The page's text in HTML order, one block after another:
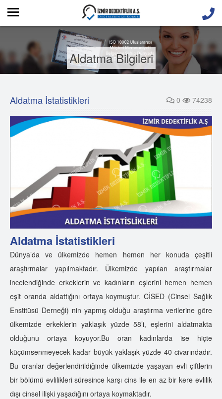
Aldatma Bilgileri
Aldatma İstatistikleri 0 74238
Aldatma İstatistikleri
Dünya’da ve ülkemizde hemen hemen her konuda çeşitli
araştırmalar yapılmaktadır. Ülkemizde yapılan araştırmalar
incelendiğinde erkeklerin ve kadınların eşlerini hemen hemen
eşit oranda aldattığını ortaya koymuştur. CİSED (Cinsel Sağlık
Enstitüsü Derneği) nin yapmış olduğu araştırma verilerine göre
ülkemizde erkeklerin yaklaşık yüzde 58’i, eşlerini aldatmakta
olduğunu ortaya koyuyor.Bu oran kadınlarda ise hiçte
küçümsenmeyecek kadar büyük yaklaşık yüzde 40 civarındadır.
Bu oranlar değerlendirildiğinde ülkemizde yaşayan evli çiftlerin
bir bölümü evlilikleri süresince karşı cins ile en az bir kere evlilik
dışı cinsel ilişki yaşadığını ortaya koymaktadır.